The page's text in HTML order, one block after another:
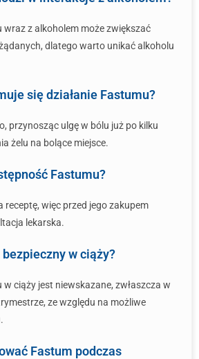
z alkoholem może zwiększać
dlatego warto unikać alkoholu
się działanie Fastumu?
przynosząc ulgę w bólu już po kilku
żelu na bolące miejsce.
Fastumu?
receptę, więc przed jego zakupem
lekarska.
w ciąży?
ciąży jest niewskazane, zwłaszcza w
ze względu na możliwe
Fastum podczas